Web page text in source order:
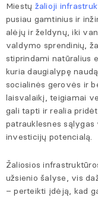
Miestų žalioji
pusiau gamtinius ir
alėjų ir želdynų, iki
valdymo sprendinių,
stiprindami natūralius
kuria daugialypę
socialinės gerovės ir
laisvalaikį, teigiamai
gali tapti ir realia
patrauklesnes
investicijų potencialą.
Žaliosios
užsienio šalyse, vis
– perteikti įdėją, kad